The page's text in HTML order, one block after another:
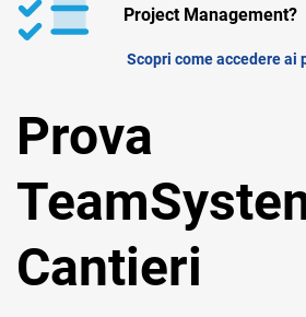
TeamSystem Store
Project Management?
Scopri come accedere ai
Prova
Cantieri